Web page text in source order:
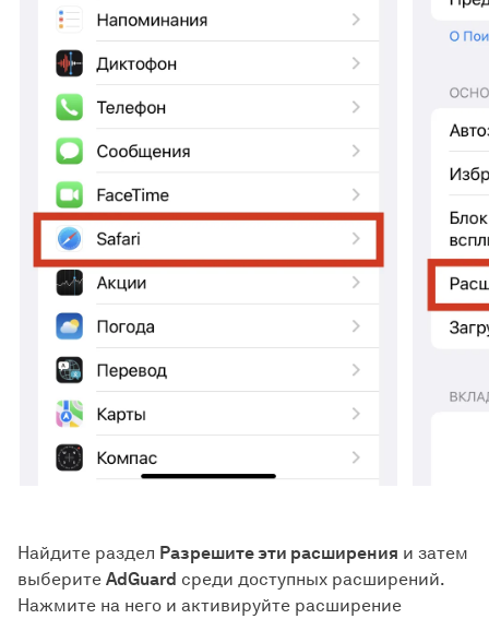
Найдите раздел Разрешите эти расширения и затем
выберите AdGuard среди доступных расширений.
Нажмите на него и активируйте расширение